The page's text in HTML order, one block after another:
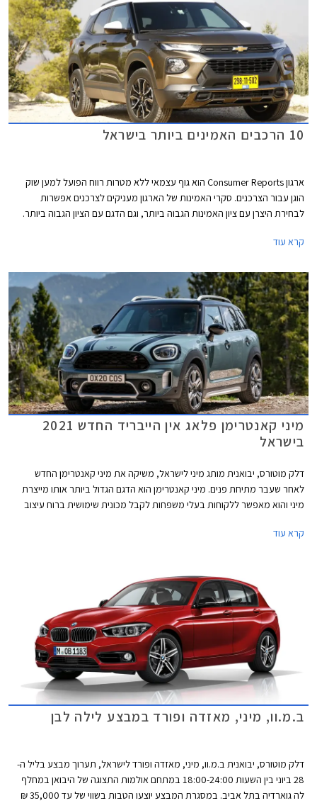
10 הרכבים האמינים ביותר בישראל
ארגון Consumer Reports הוא גוף עצמאי ללא מטרות רווח הפועל למען שוק
הוגן עבור הצרכנים. סקרי האמינות של הארגון מעניקים לצרכנים אפשרות
לבחירת היצרן עם ציון האמינות הגבוה ביותר, וגם הדגם עם הציון הגבוה ביותר.
עבורכם את הדגמים שקיבלו את הציון הגבוה ביותר ונמכרים גם בישראל.
קרא עוד
מיני קאנטרימן פלאג אין הייבריד החדש 2021
בישראל
דלק מוטורס, יבואנית מותג מיני לישראל, משיקה את מיני קאנטרימן החדש
לאחר שעבר מתיחת פנים. מיני קאנטרימן הוא הדגם הגדול ביותר אותו מייצרת
מיני והוא מאפשר ללקוחות בעלי משפחות לקבל מכונית שימושית ברוח עיצוב
היברידית נטענת בלבד וברמת אבזור אחת. בעבר היה הדגם אחד מרכבי הפלאג
יוקרה כגון וולוו XC40 T5 PHEV.
קרא עוד
ב.מ.וו, מיני, מאזדה ופורד במבצע לילה לבן
דלק מוטורס, יבואנית ב.מ.וו, מיני, מאזדה ופורד לישראל, תערוך מבצע בליל ה-
28 ביוני בין השעות 18:00-24:00 במתחם אולמות התצוגה של היבואן במחלף
לה גוארדיה בתל אביב. במסגרת המבצע יוצעו הטבות בשווי של עד 35,000 ₪